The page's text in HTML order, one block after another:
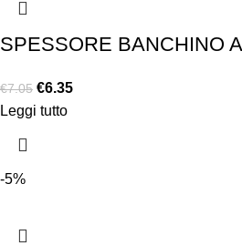
SPESSORE BANCHINO
€7.05 €6.35
Leggi tutto
-5%